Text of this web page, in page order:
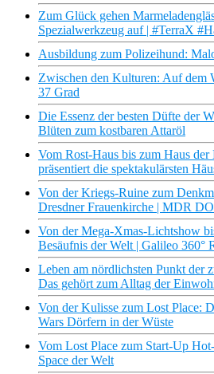
Zum Glück gehen
Spezialwerkzeug auf | #TerraX
Ausbildung zum Polizeihund:
Zwischen den Kulturen: Auf dem
37 Grad
Die Essenz der besten Düfte der
Blüten zum kostbaren Attaröl
Vom Rost-Haus bis zum Haus
präsentiert die spektakulärsten
Von der Kriegs-Ruine zum
Dresdner Frauenkirche | MDR
Von der Mega-Xmas-Lichtshow
Besäufnis der Welt | Galileo 360°
Leben am nördlichsten Punkt der
Das gehört zum Alltag der
Von der Kulisse zum Lost Place:
Wars Dörfern in der Wüste
Vom Lost Place zum Start-Up
Space der Welt